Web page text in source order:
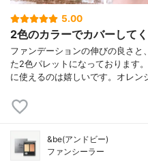
5.00
2色のカラーでカバーしてく
ファンデーションの伸びの良さと
た2色パレットになっております
に使えるのは嬉しいです。オレン
&be(アンドビー)
ファンシーラー